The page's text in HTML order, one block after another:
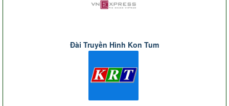
Đài Truyền Hình Kon Tum